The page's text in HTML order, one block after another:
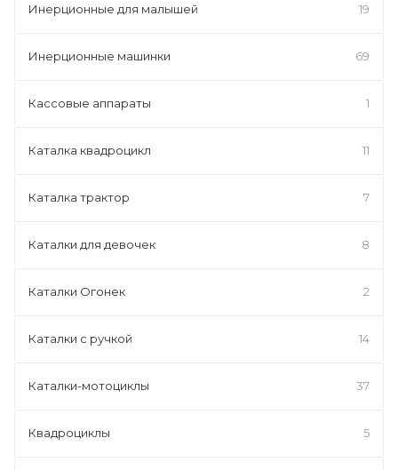
Инерционные для малышей 19
Инерционные машинки 69
Кассовые аппараты 1
Каталка квадроцикл 11
Каталка трактор 7
Каталки для девочек 8
Каталки Огонек 2
Каталки с ручкой 14
Каталки-мотоциклы 37
Квадроциклы 5